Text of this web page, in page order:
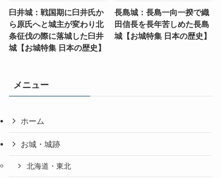
臼井城：戦国期に臼井氏か
ら原氏へと城主が変わり北
条征伐の際に落城した臼井
城【お城特集 日本の歴史】
長島城：長島一向一揆で織
田信長を長年苦しめた長島
城【お城特集 日本の歴史】
メニュー
ホーム
お城・城跡
北海道・東北